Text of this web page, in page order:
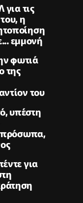
τις
η
εμμονή
φωτιά
της
του
υπέστη
πρόσωπα,
για